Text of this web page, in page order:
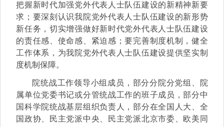
把握新时代加强党外代表人士队伍建设的新精神新要
求；要深刻认识我院党外代表人士队伍建设的新形势
新任务，切实增强做好新时代党外代表人士队伍建设
的责任感、使命感、紧迫感；要完善制度机制，健全
工作体系，为我院党外代表人士队伍建设提供坚实制
度机制保障。
院统战工作领导小组成员，部分分院分党组、院
属单位党委书记或分管统战工作的班子成员，部分中
国科学院统战基层组织负责人，部分在全国人大、全
国政协、民主党派中央、民主党派北京市委、欧美同